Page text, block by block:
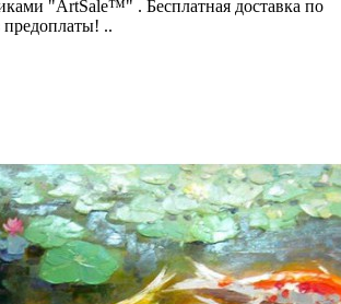
"ArtSale™" . Бесплатная доставка по
предоплаты! ..